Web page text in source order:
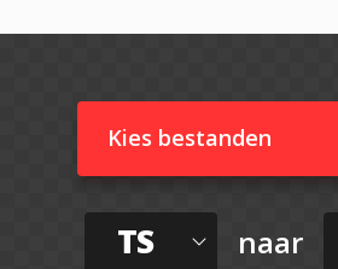
Kies bestanden
TS naar